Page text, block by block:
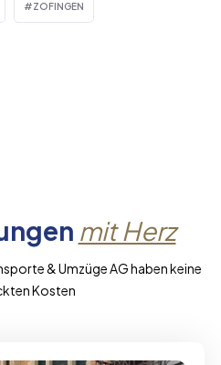
ZOFINGEN
mit Herz
& Umzüge AG haben keine
Kosten